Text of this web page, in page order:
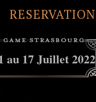
RESERVATION
au 17 Juillet 2022